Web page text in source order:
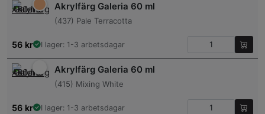
Akrylfärg Galeria 60 ml
(437) Pale Terracotta
56 kr I lager: 1-3 arbetsdagar
Akrylfärg Galeria 60 ml
(415) Mixing White
56 kr I lager: 1-3 arbetsdagar